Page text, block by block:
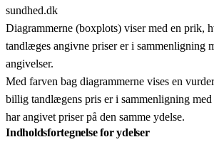
sundhed.dk
Diagrammerne (boxplots) viser med en prik,
tandlæges angivne priser er i sammenligning
angivelser.
Med farven bag diagrammerne vises en
billig tandlægens pris er i sammenligning
har angivet priser på den samme ydelse.
Indholdsfortegnelse for ydelser